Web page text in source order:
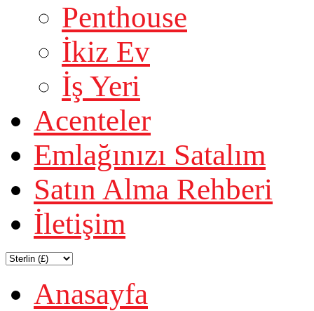
Penthouse
İkiz Ev
İş Yeri
Acenteler
Emlağınızı Satalım
Satın Alma Rehberi
İletişim
Anasayfa